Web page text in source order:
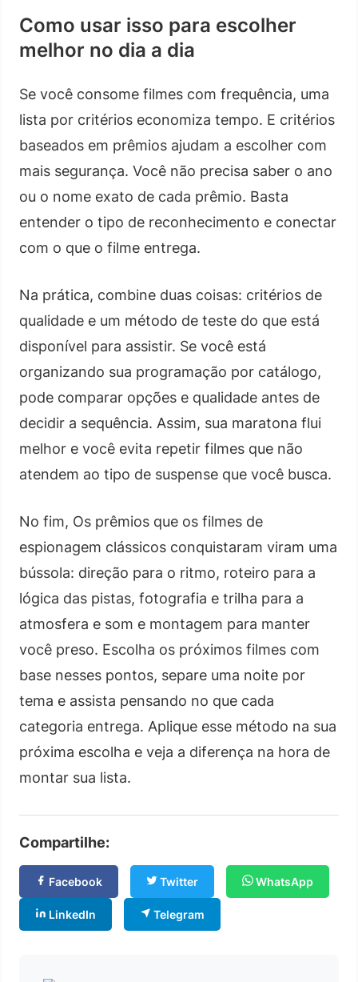
Como usar isso para escolher
melhor no dia a dia
Se você consome filmes com frequência, uma
lista por critérios economiza tempo. E critérios
baseados em prêmios ajudam a escolher com
mais segurança. Você não precisa saber o ano
ou o nome exato de cada prêmio. Basta
entender o tipo de reconhecimento e conectar
com o que o filme entrega.
Na prática, combine duas coisas: critérios de
qualidade e um método de teste do que está
disponível para assistir. Se você está
organizando sua programação por catálogo,
pode comparar opções e qualidade antes de
decidir a sequência. Assim, sua maratona flui
melhor e você evita repetir filmes que não
atendem ao tipo de suspense que você busca.
No fim, Os prêmios que os filmes de
espionagem clássicos conquistaram viram uma
bússola: direção para o ritmo, roteiro para a
lógica das pistas, fotografia e trilha para a
atmosfera e som e montagem para manter
você preso. Escolha os próximos filmes com
base nesses pontos, separe uma noite por
tema e assista pensando no que cada
categoria entrega. Aplique esse método na sua
próxima escolha e veja a diferença na hora de
montar sua lista.
Compartilhe:
Facebook Twitter WhatsApp
LinkedIn Telegram